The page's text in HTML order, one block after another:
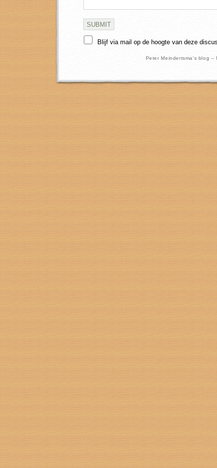
Blijf via mail op de hoogte van deze
Peter Meindertsma's blog